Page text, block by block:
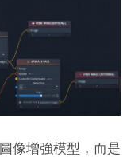
像增強模型，而是